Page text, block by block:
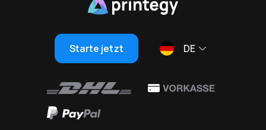
Starte jetzt DE